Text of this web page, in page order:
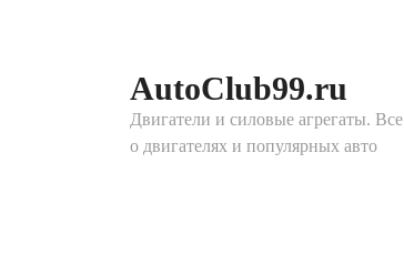
AutoClub99.ru
Двигатели и силовые агрегаты. Все
о двигателях и популярных авто